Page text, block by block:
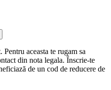
aceasta te rugam sa
din nota legala. Înscrie-te
de un cod de reducere de